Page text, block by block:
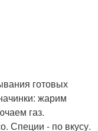
готовых
жарим
газ.
Специи - по вкусу.